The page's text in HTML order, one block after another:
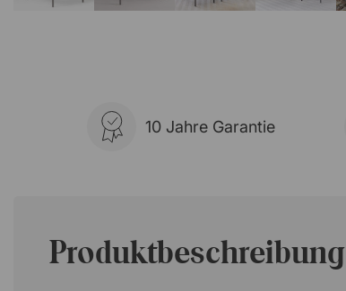
10 Jahre Garantie
Produktbeschreibung